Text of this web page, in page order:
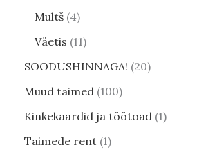
Multš 4
Väetis 11
SOODUSHINNAGA! 20
Muud taimed 100
Kinkekaardid ja töötoad 1
Taimede rent 1